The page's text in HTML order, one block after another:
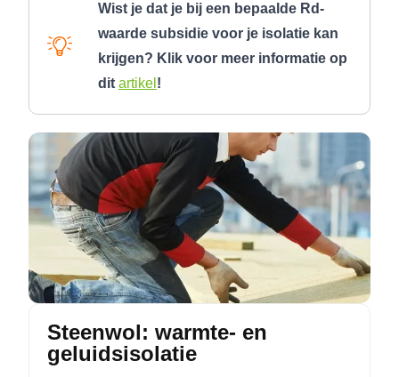
Wist je dat je bij een bepaalde Rd-
waarde subsidie voor je isolatie kan
krijgen? Klik voor meer informatie op
dit artikel !
Steenwol: warmte- en
geluidsisolatie